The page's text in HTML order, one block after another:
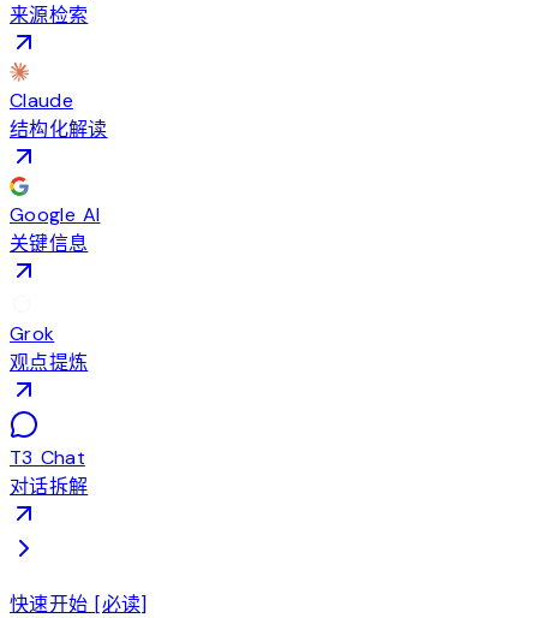
来源检索
Claude
结构化解读
Google AI
关键信息
Grok
观点提炼
T3 Chat
对话拆解
快速开始 [必读]